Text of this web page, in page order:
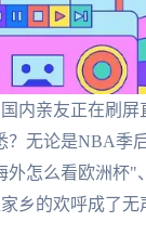
内亲友正在刷
？无论是NBA季
外怎么看欧洲杯"
乡的欢呼成了